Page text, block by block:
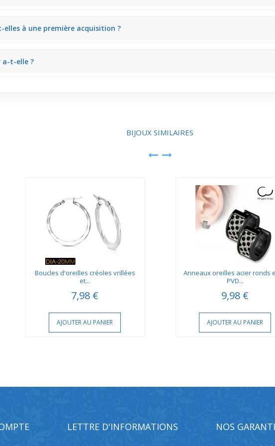
elles à une première acquisition ?
a-t-elle ?
BIJOUX SIMILAIRES
Boucles d'oreilles créoles vrillées
et...
7,98 €
AJOUTER AU PANIER
Anneaux oreilles acier ronds
PVD...
9,98 €
AJOUTER AU PANIER
LETTRE D'INFORMATIONS NOS